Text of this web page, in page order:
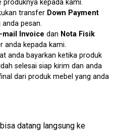
kepada kami.
transfer Down Payment
pesan.
mail Invoice dan Nota Fisik
anda kepada kami.
anda bayarkan ketika produk
selesai siap kirim dan anda
dari produk mebel yang anda
datang langsung ke